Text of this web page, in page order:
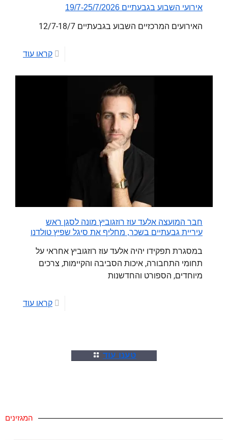
אירועי השבוע בגבעתיים 19/7-25/7/2026
האירועים המרכזיים השבוע בגבעתיים 12/7-18/7
קראו עוד
חבר המועצה אלעד עוז רוזגוביץ מונה לסגן ראש
עיריית גבעתיים בשכר, מחליף את סיגל שפיץ טולדנו
במסגרת תפקידו יהיה אלעד עוז רוזגוביץ אחראי על
תחומי התחבורה, איכות הסביבה והקיימות, צרכים
מיוחדים, הספורט והחדשנות
קראו עוד
טענו עוד
המגזינים